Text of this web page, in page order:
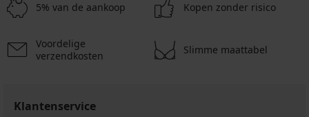
5% van de aankoop Kopen zonder risico
Voordelige
verzendkosten
Slimme maattabel
Klantenservice